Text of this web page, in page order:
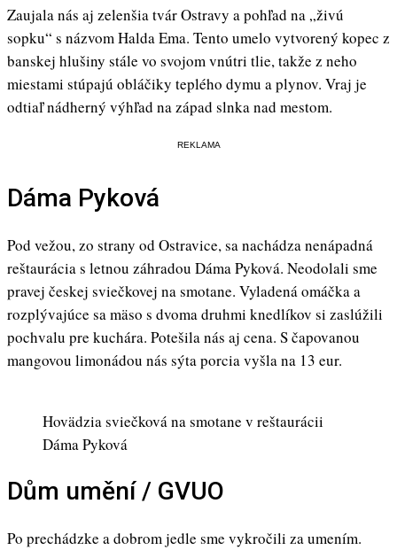
Zaujala nás aj zelenšia tvár Ostravy a pohľad na „živú
sopku“ s názvom Halda Ema. Tento umelo vytvorený kopec z
banskej hlušiny stále vo svojom vnútri tlie, takže z neho
miestami stúpajú obláčiky teplého dymu a plynov. Vraj je
odtiaľ nádherný výhľad na západ slnka nad mestom.
REKLAMA
Dáma Pyková
Pod vežou, zo strany od Ostravice, sa nachádza nenápadná
reštaurácia s letnou záhradou Dáma Pyková. Neodolali sme
pravej českej sviečkovej na smotane. Vyladená omáčka a
rozplývajúce sa mäso s dvoma druhmi knedlíkov si zaslúžili
pochvalu pre kuchára. Potešila nás aj cena. S čapovanou
mangovou limonádou nás sýta porcia vyšla na 13 eur.
Hovädzia sviečková na smotane v reštaurácii
Dáma Pyková
Dům umění / GVUO
Po prechádzke a dobrom jedle sme vykročili za umením.